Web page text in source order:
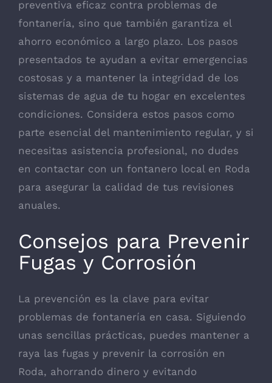
preventiva eficaz contra problemas de
fontanería, sino que también garantiza el
ahorro económico a largo plazo. Los pasos
presentados te ayudan a evitar emergencias
costosas y a mantener la integridad de los
sistemas de agua de tu hogar en excelentes
condiciones. Considera estos pasos como
parte esencial del mantenimiento regular, y si
necesitas asistencia profesional, no dudes
en contactar con un fontanero local en Roda
para asegurar la calidad de tus revisiones
anuales.
Consejos para Prevenir
Fugas y Corrosión
La prevención es la clave para evitar
problemas de fontanería en casa. Siguiendo
unas sencillas prácticas, puedes mantener a
raya las fugas y prevenir la corrosión en
Roda, ahorrando dinero y evitando